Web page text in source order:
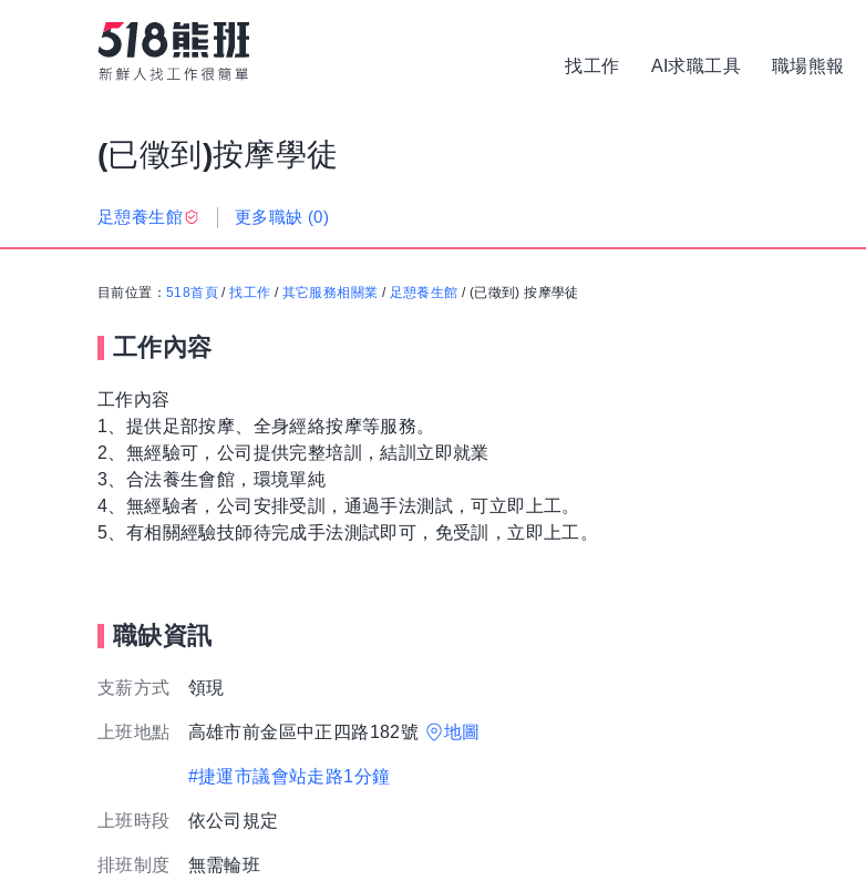
找工作 AI求職工具 職場熊報
(已徵到)按摩學徒
足憩養生館 更多職缺 (0)
目前位置： 518首頁 /找工作 / 其它服務相關業 / 足憩養生館 / (已徵到) 按摩學徒
工作內容
工作內容
1、提供足部按摩、全身經絡按摩等服務。
2、無經驗可，公司提供完整培訓，結訓立即就業
3、合法養生會館，環境單純
4、無經驗者，公司安排受訓，通過手法測試，可立即上工。
5、有相關經驗技師待完成手法測試即可，免受訓，立即上工。
職缺資訊
支薪方式 領現
上班地點 高雄市前金區中正四路182號 地圖
#捷運市議會站走路1分鐘
上班時段 依公司規定
排班制度 無需輪班